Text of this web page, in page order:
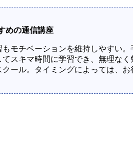
めの通信講座
モチベーションを維持しやすい
スキマ時間に学習でき、無理なく
ール。タイミングによっては、お